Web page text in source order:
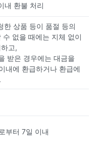
내 환불 처리
한 상품 등이 품절 등의
없을 때에는 지체 없이
고,
받은 경우에는 대금을
내에 환급하거나 환급에
부터 7일 이내